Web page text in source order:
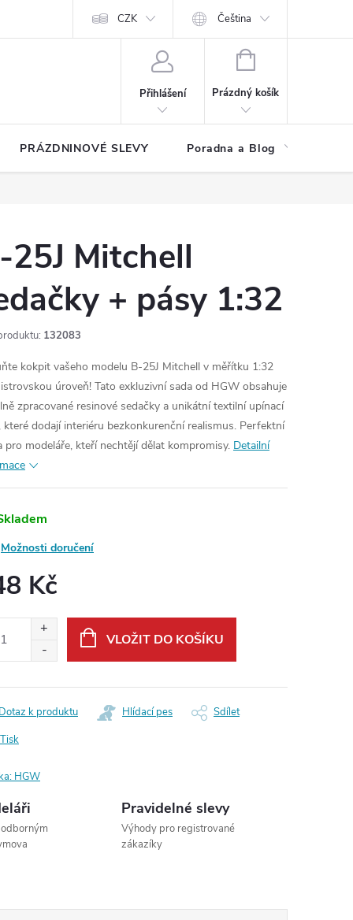
Hodnocení obchodu
CZK Čeština
Přihlášení
NÁKUPNÍ
Prázdný košík
PRÁZDNINOVÉ SLEVY Poradna a Blog
25J Mitchell
+ pásy 1:32
132083
kokpit vašeho modelu B-25J Mitchell v měřítku 1:32
úroveň! Tato exkluzivní sada od HGW obsahuje
zpracované resinové sedačky a unikátní textilní upínací
které dodají interiéru bezkonkurenční realismus. Perfektní
pro modeláře, kteří nechtějí dělat kompromisy. Detailní
Možnosti doručení
Kč
VLOŽIT DO KOŠÍKU
Tisk
k produktu Hlídací pes Sdílet
HGW
Pravidelné slevy
Výhody pro registrované
zákazíky